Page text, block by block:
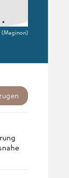
(Maginon)